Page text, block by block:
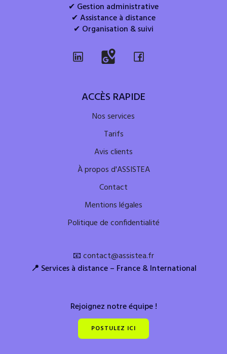
✔ Gestion administrative
✔ Assistance à distance
✔ Organisation & suivi
ACCÈS RAPIDE
Nos services
Tarifs
Avis clients
À propos d'ASSISTEA
Contact
Mentions légales
Politique de confidentialité
📧contact@assistea.fr
📍 Services à distance – France & International
Rejoignez notre équipe !
POSTULEZ ICI